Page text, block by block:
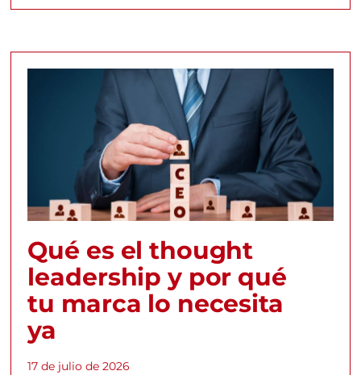
Qué es el thought
leadership y por qué
tu marca lo necesita
ya
17 de julio de 2026